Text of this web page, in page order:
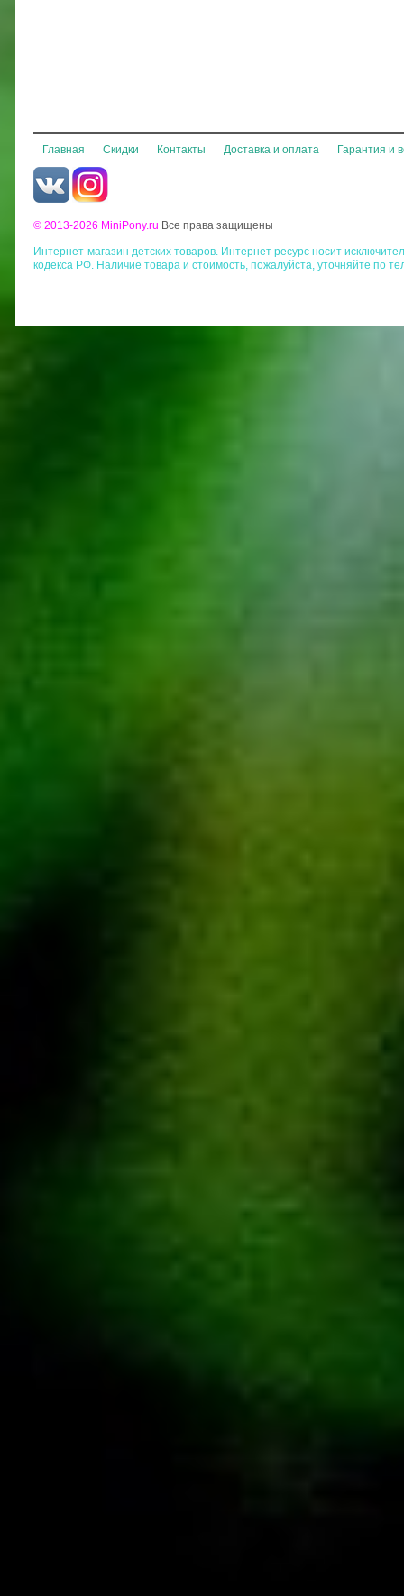
Главная Скидки Контакты Доставка и оплата Гарантия и
© 2013-2026 MiniPony.ru Все права защищены
Интернет-магазин детских товаров. Интернет ресурс носит
кодекса РФ. Наличие товара и стоимость, пожалуйста, уточняйте по